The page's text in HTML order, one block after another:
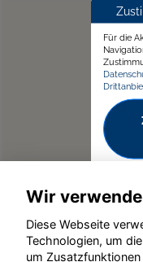
Für die
©
Wir
Diese Webseite
Technologien, um
um